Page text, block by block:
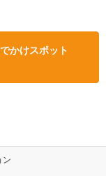
かけスポット
ン